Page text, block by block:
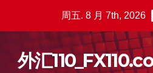
周五. 8 月 7th, 2026
外汇